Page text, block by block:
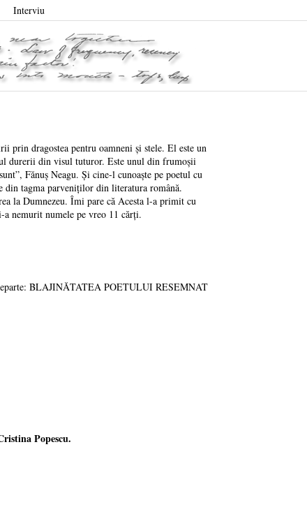
Interviu
prin dragostea pentru oamneni și stele. El este un
durerii din visul tuturor. Este unul din frumoșii
Fănuș Neagu. Și cine-l cunoaște pe poetul cu
tagma parveniților din literatura română.
la Dumnezeu. Îmi pare că Acesta l-a primit cu
nemurit numele pe vreo 11 cărți.
BLAJINĂTATEA POETULUI RESEMNAT
Popescu.